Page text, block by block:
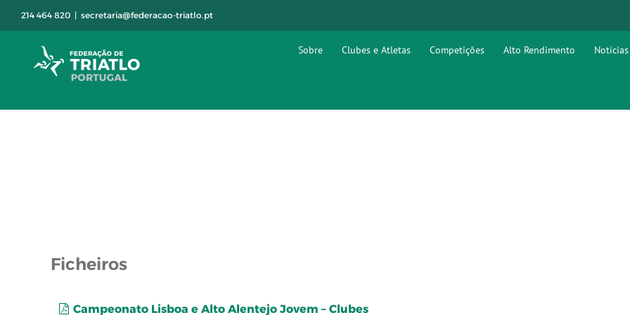
214 464 820 | secretaria@federacao-triatlo.pt
Sobre Clubes e Atletas Competições Alto Rendimento
Ficheiros
Campeonato Lisboa e Alto Alentejo Jovem – Clubes